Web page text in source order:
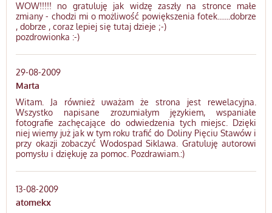
WOW!!!!! no gratuluję jak widzę zaszły na stronce małe
zmiany - chodzi mi o możliwość powiększenia fotek.......dobrze
, dobrze , coraz lepiej się tutaj dzieje ;-)
pozdrowionka :-)
29-08-2009
Marta
Witam. Ja również uważam że strona jest rewelacyjna.
Wszystko napisane zrozumiałym językiem, wspaniałe
fotografie zachęcające do odwiedzenia tych miejsc. Dzięki
niej wiemy już jak w tym roku trafić do Doliny Pięciu Stawów i
przy okazji zobaczyć Wodospad Siklawa. Gratuluję autorowi
pomysłu i dziękuję za pomoc. Pozdrawiam.:)
13-08-2009
atomekx